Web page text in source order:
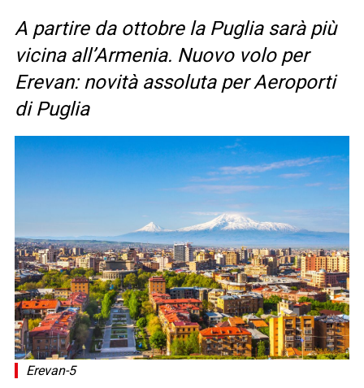
A partire da ottobre la Puglia sarà più
vicina all’Armenia. Nuovo volo per
Erevan: novità assoluta per Aeroporti
di Puglia
Erevan-5